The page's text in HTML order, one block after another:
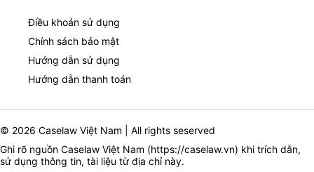
Điều khoản sử dụng
Chính sách bảo mật
Hướng dẫn sử dụng
Hướng dẫn thanh toán
© 2026 Caselaw Việt Nam | All rights seserved
Ghi rõ nguồn Caselaw Việt Nam (https://caselaw.vn) khi trích dẫn,
sử dụng thông tin, tài liệu từ địa chỉ này.